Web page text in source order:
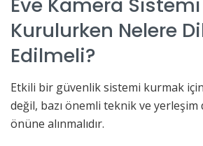
Kurulurken Nelere
Edilmeli?
Etkili bir güvenlik sistemi kurmak
değil, bazı önemli teknik ve yerleşim
önüne alınmalıdır.